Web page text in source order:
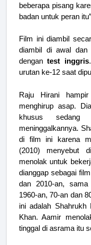
beberapa pisang
badan untuk peran
Film ini diambil
diambil di awal dan
dengantest inggris
urutan ke-12 saat
Raju Hirani
menghirup asap.
khusus
meninggalkannya.
di film ini karena
(2010) menyebut
menolak untuk
dianggap sebagai
dan 2010-an, sama
1960-an, 70-an dan
ini adalah
Khan. Aamir
tinggal di asrama itu